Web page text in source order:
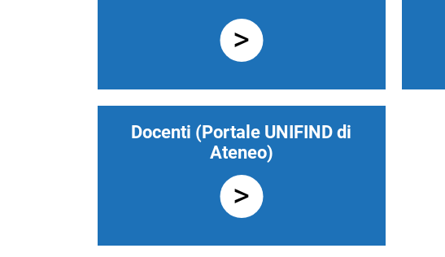
Docenti (Portale UNIFIND di
Ateneo)